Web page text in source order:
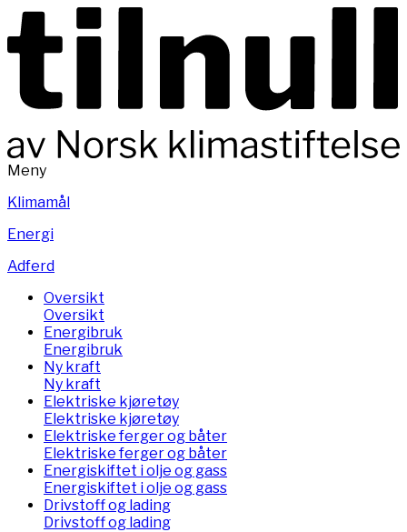
Meny
Klimamål
Energi
Adferd
Oversikt
Oversikt
Energibruk
Energibruk
Ny kraft
Ny kraft
Elektriske kjøretøy
Elektriske kjøretøy
Elektriske ferger og båter
Elektriske ferger og båter
Energiskiftet i olje og gass
Energiskiftet i olje og gass
Drivstoff og lading
Drivstoff og lading